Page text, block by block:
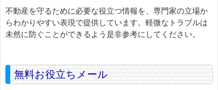
不動産を守るために必要な役立つ情報を、専門家の立場か
らわかりやすい表現で提供しています。軽微なトラブルは
未然に防ぐことができるよう是非参考にしてください。
無料お役立ちメール